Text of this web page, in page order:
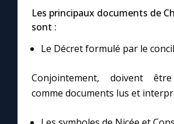
Les principaux documents de
sont :
Le Décret formulé par le
Conjointement, doivent
comme documents lus et